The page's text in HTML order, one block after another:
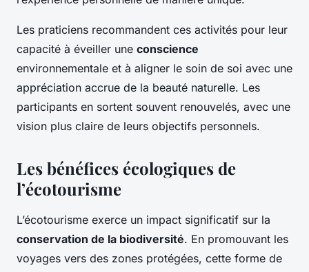
Les praticiens recommandent ces activités pour leur
capacité à éveiller une conscience
environnementale et à aligner le soin de soi avec une
appréciation accrue de la beauté naturelle. Les
participants en sortent souvent renouvelés, avec une
vision plus claire de leurs objectifs personnels.
Les bénéfices écologiques de
l’écotourisme
L’écotourisme exerce un impact significatif sur la
conservation de la biodiversité. En promouvant les
voyages vers des zones protégées, cette forme de